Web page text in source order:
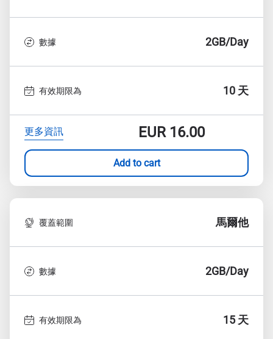
數據 2GB/Day
有效期限為 10 天
更多資訊 EUR16.00
Add to cart
覆蓋範圍 馬爾他
數據 2GB/Day
有效期限為 15 天